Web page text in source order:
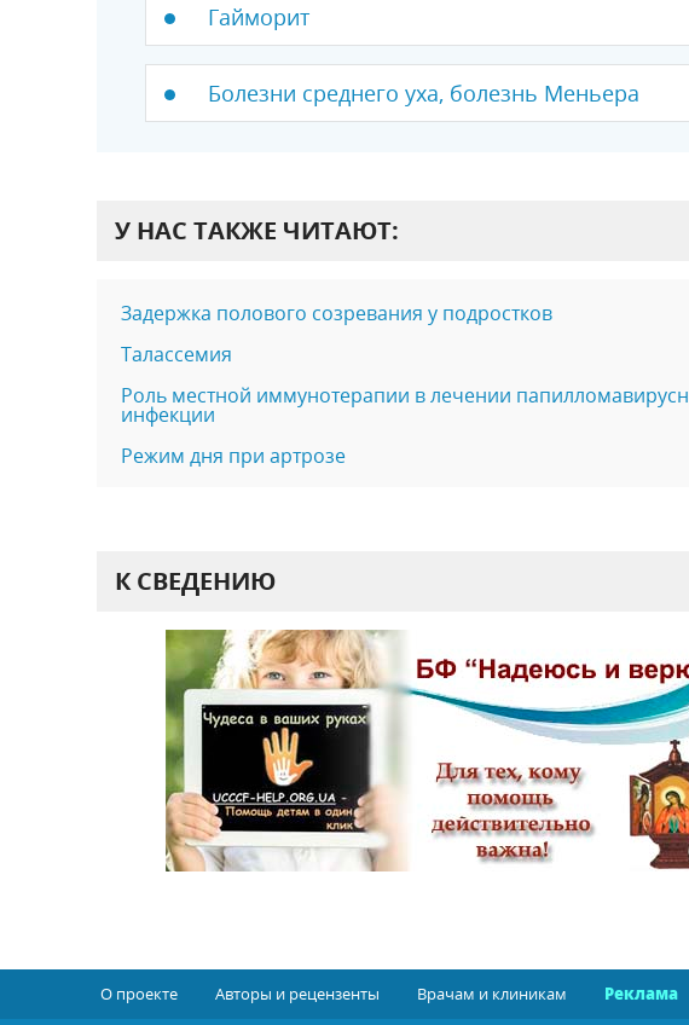
Гайморит
Болезни среднего уха, болезнь Меньера
У НАС ТАКЖЕ ЧИТАЮТ:
Задержка полового созревания у подростков
Талассемия
Роль местной иммунотерапии в лечении
инфекции
Режим дня при артрозе
К СВЕДЕНИЮ
О проекте Авторы и рецензенты Врачам и клиникам Реклама